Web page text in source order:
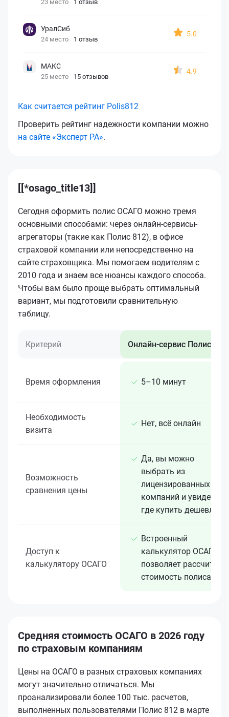
23 место 1 отзыв
УралСиб
24 место 1 отзыв
5.0
МАКС
25 место 15 отзывов
4.9
Как считается рейтинг Polis812
Проверить рейтинг надежности компании можно
на сайте «Эксперт РА».
[[*osago_title13]]
Сегодня оформить полис ОСАГО можно тремя
основными способами: через онлайн-сервисы-
агрегаторы (такие как Полис 812), в офисе
страховой компании или непосредственно на
сайте страховщика. Мы помогаем водителям с
2010 года и знаем все нюансы каждого способа.
Чтобы вам было проще выбрать оптимальный
вариант, мы подготовили сравнительную
таблицу.
Критерий Онлайн-сервис Полис 812
Время оформления 5–10 минут
Необходимость
визита
Нет, всё онлайн
Возможность
сравнения цены
Да, вы можно
выбрать из
лицензированных 15+
компаний и увидеть,
где купить дешевле
Доступ к
калькулятору ОСАГО
Встроенный
калькулятор ОСАГО
позволяет рассчитать
стоимость полиса
Средняя стоимость ОСАГО в 2026 году
по страховым компаниям
Цены на ОСАГО в разных страховых компаниях
могут значительно отличаться. Мы
проанализировали более 100 тыс. расчетов,
выполненных пользователями Полис 812 в марте